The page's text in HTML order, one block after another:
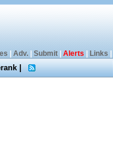
Adv.| Submit| Alerts Links
|